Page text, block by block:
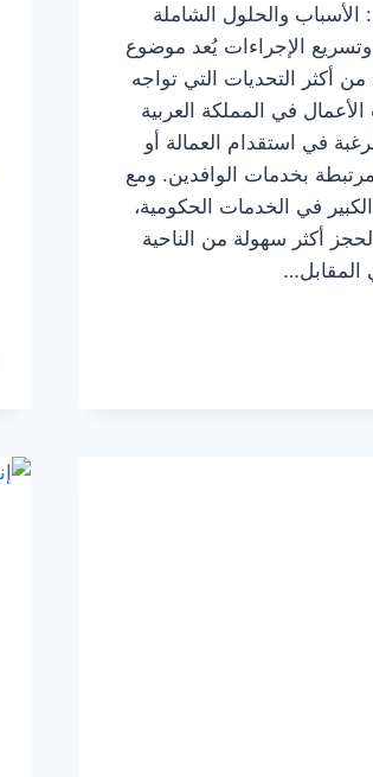
والحلول الشاملة
الإجراءات يُعد موضوع
أكثر التحديات التي تواجه
في المملكة العربية
في استقدام العمالة أو
بخدمات الوافدين. ومع
في الخدمات الحكومية،
أكثر سهولة من الناحية
المقابل…